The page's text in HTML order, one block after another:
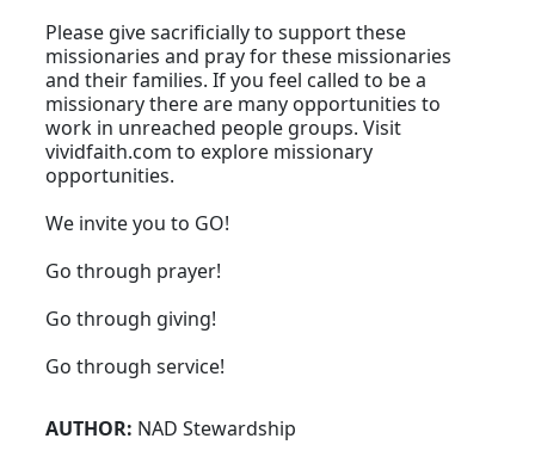
Please give sacrificially to support these
missionaries and pray for these missionaries
and their families. If you feel called to be a
missionary there are many opportunities to
work in unreached people groups. Visit
vividfaith.com to explore missionary
opportunities.
We invite you to GO!
Go through prayer!
Go through giving!
Go through service!
AUTHOR: NAD Stewardship